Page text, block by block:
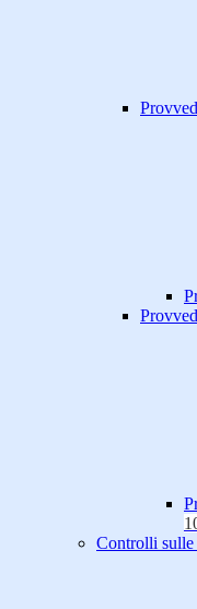
Controlli sulle